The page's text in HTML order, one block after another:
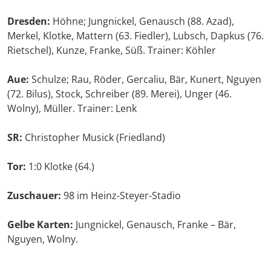
Dresden: Höhne; Jungnickel, Genausch (88. Azad),
Merkel, Klotke, Mattern (63. Fiedler), Lubsch, Dapkus (76.
Rietschel), Kunze, Franke, Süß. Trainer: Köhler
Aue: Schulze; Rau, Röder, Gercaliu, Bär, Kunert, Nguyen
(72. Bilus), Stock, Schreiber (89. Merei), Unger (46.
Wolny), Müller. Trainer: Lenk
SR: Christopher Musick (Friedland)
Tor: 1:0 Klotke (64.)
Zuschauer: 98 im Heinz-Steyer-Stadio
Gelbe Karten: Jungnickel, Genausch, Franke – Bär,
Nguyen, Wolny.